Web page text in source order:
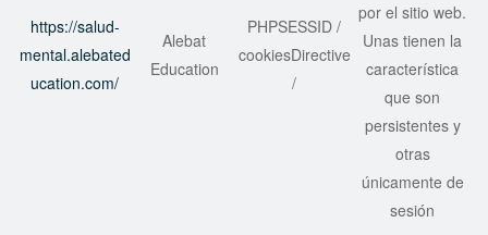
https://salud-
mental.alebated
ucation.com/
Alebat
Education
PHPSESSID /
cookiesDirective
/
por el sitio web.
Unas tienen la
característica
que son
persistentes y
otras
únicamente de
sesión